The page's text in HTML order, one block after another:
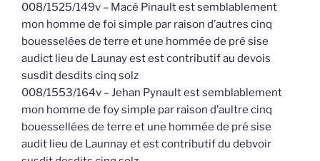
008/1525/149v – Macé Pinault est semblablement
mon homme de foi simple par raison d’autres cinq
bouesselées de terre et une hommée de pré sise
audict lieu de Launay est est contributif au devois
susdit desdits cinq solz
008/1553/164v – Jehan Pynault est semblablement
mon homme de foy simple par raison d’aultre cinq
bouessellées de terre et une hommée de pré sise
audit lieu de Launnay et est contributif du debvoir